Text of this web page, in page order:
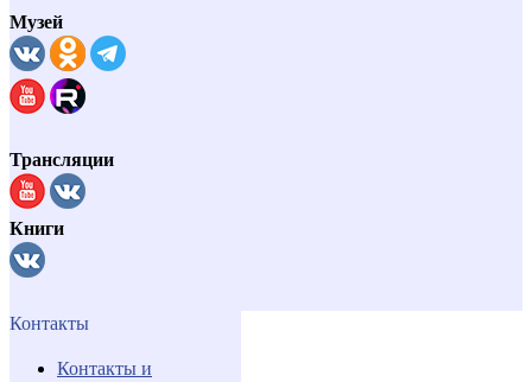
Музей
Трансляции
Книги
Контакты
Контакты и